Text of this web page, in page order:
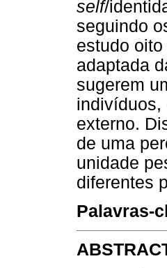
self/
seguindo
estudo
adaptada
sugerem
indivíduos,
externo.
de uma
unidade
diferentes
Palavras-